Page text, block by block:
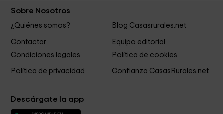
Sobre Nosotros
¿Quiénes somos? Blog Casasrurales.net
Contactar
Equipo editorial
Condiciones legales
Política de cookies
Política de privacidad Confianza CasasRurales.net
Descárgate la app